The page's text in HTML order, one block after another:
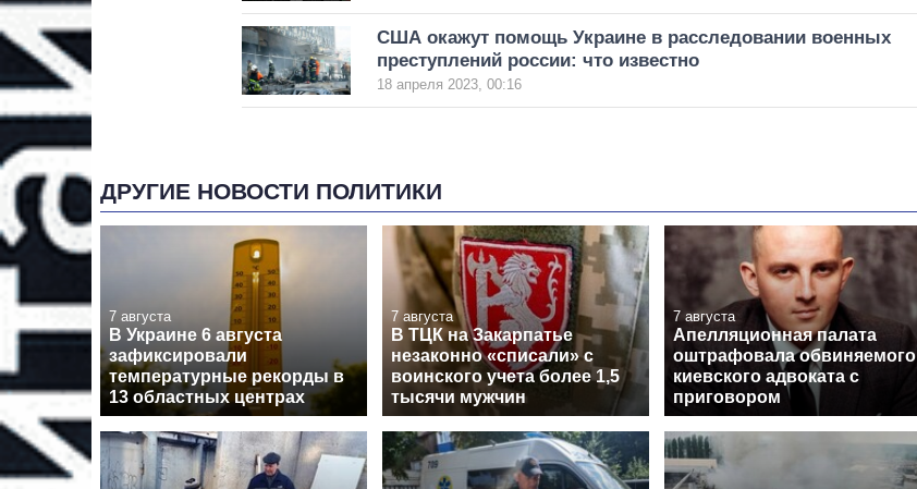
США окажут помощь Украине в расследовании военных
преступлений россии: что известно
18 апреля 2023, 00:16
ДРУГИЕ НОВОСТИ ПОЛИТИКИ
7 августа
В Украине 6 августа
зафиксировали
температурные рекорды в
13 областных центрах
7 августа
В ТЦК на Закарпатье
незаконно «списали» с
воинского учета более 1,5
тысячи мужчин
7 августа
Апелляционная палата
оштрафовала обвиняемого
киевского адвоката с
приговором